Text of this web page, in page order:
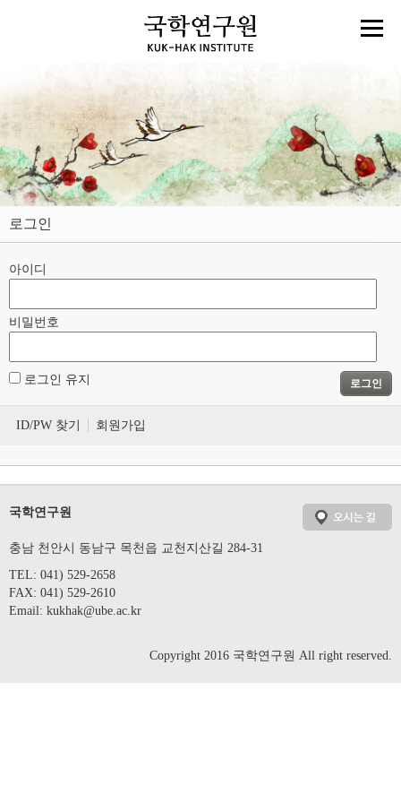
로그인
아이디
비밀번호
로그인 유지 로그인
ID/PW 찾기 회원가입
국학연구원
충남 천안시 동남구 목천읍 교천지산길 284-31
TEL: 041) 529-2658
FAX: 041) 529-2610
Email: kukhak@ube.ac.kr
Copyright 2016 국학연구원 All right reserved.